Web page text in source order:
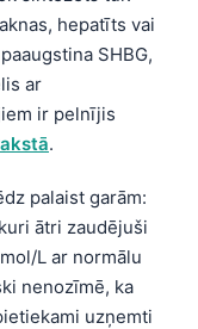
hepatīts vai
SHBG,
ar
ir pelnījis
.
palaist garām:
ātri zaudējuši
L ar normālu
nenozīmē, ka
uzņemti